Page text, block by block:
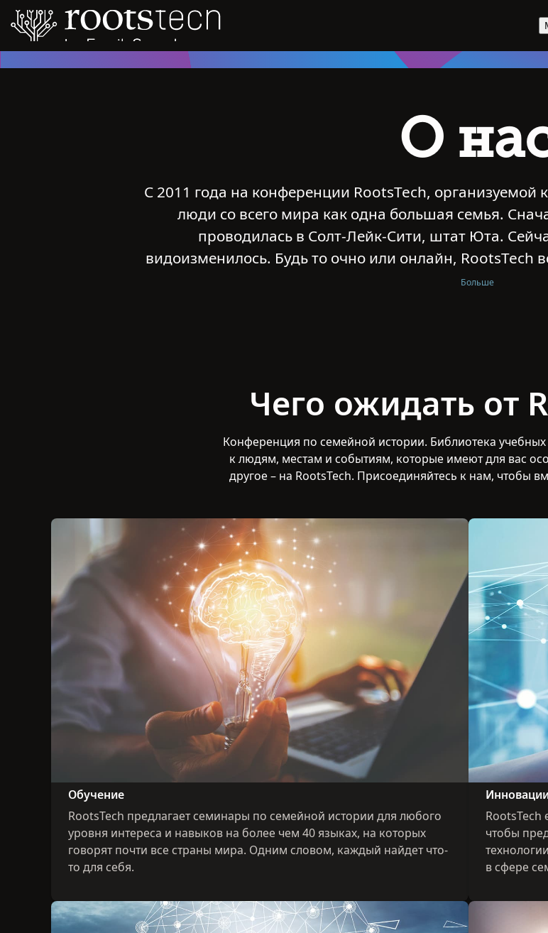
О
С 2011 года на конференции RootsTech, организуемой
люди со всего мира как одна большая семья.
проводилась в Солт-Лейк-Сити, штат Юта.
видоизменилось. Будь то очно или онлайн, RootsTech
поколений –– минувших,
Больше
Чего ожидать от
Конференция по семейной истории. Библиотека
к людям, местам и событиям, которые имеют для вас
другое – на RootsTech. Присоединяйтесь к нам, чтобы
Обучение
RootsTech предлагает семинары по семейной истории для любого
уровня интереса и навыков на более чем 40 языках, на которых
говорят почти все страны мира. Одним словом, каждый найдет что-
то для себя.
RootsTech
чтобы
в сфере